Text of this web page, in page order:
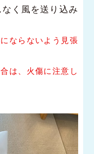
く風を送り込み
ならないよう見張
は、火傷に注意し